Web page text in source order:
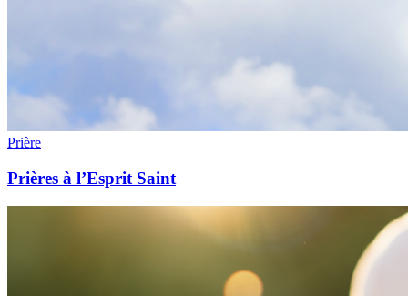
Prière
Prières à l’Esprit Saint